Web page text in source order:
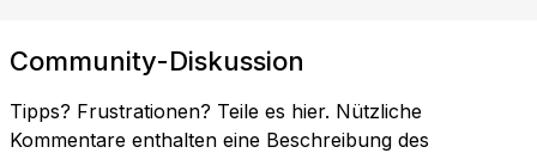
Community-Diskussion
Tipps? Frustrationen? Teile es hier. Nützliche
Kommentare enthalten eine Beschreibung des